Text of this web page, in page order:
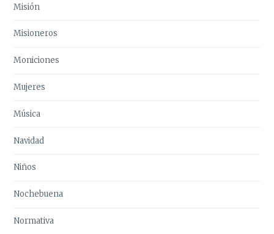
Misión
Misioneros
Moniciones
Mujeres
Música
Navidad
Niños
Nochebuena
Normativa